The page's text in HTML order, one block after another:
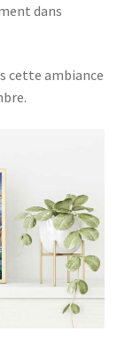
dans
cette ambiance